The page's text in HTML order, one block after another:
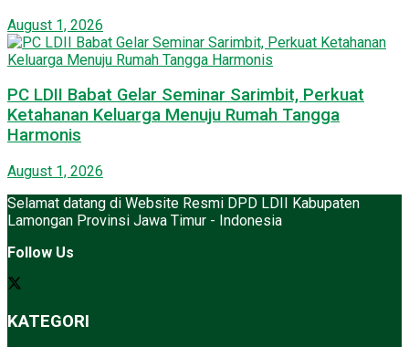
August 1, 2026
PC LDII Babat Gelar Seminar Sarimbit, Perkuat
Ketahanan Keluarga Menuju Rumah Tangga
Harmonis
August 1, 2026
Selamat datang di Website Resmi DPD LDII Kabupaten
Lamongan Provinsi Jawa Timur - Indonesia
Follow Us
KATEGORI